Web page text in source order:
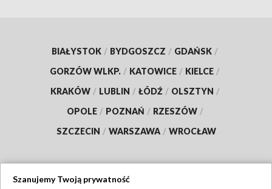
BIAŁYSTOK / BYDGOSZCZ / GDAŃSK /
GORZÓW WLKP. / KATOWICE / KIELCE /
KRAKÓW / LUBLIN / ŁÓDŹ / OLSZTYN /
OPOLE / POZNAŃ / RZESZÓW /
SZCZECIN / WARSZAWA / WROCŁAW
Szanujemy Twoją prywatność